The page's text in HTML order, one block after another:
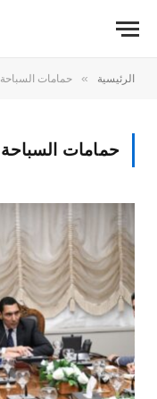
الرئيسية » حمامات السباحة
حمامات السباحة